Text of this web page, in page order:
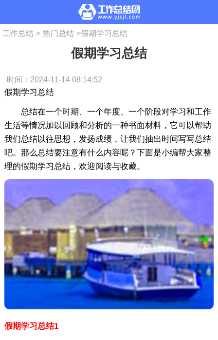
工作总结 > 热门总结 >假期学习总结
假期学习总结
时间：2024-11-14 08:14:52
假期学习总结
总结在一个时期、一个年度、一个阶段对学习和工作
生活等情况加以回顾和分析的一种书面材料，它可以帮助
我们总结以往思想，发扬成绩，让我们抽出时间写写总结
吧。那么总结要注意有什么内容呢？下面是小编帮大家整
理的假期学习总结，欢迎阅读与收藏。
假期学习总结1